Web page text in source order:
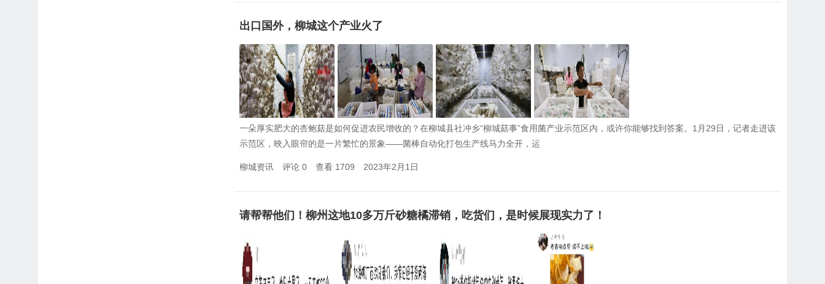
出口国外，柳城这个产业火了
一朵厚实肥大的杏鲍菇是如何促进农民增收的？在柳城县社冲乡“柳城菇事”食用菌产业示范区内，或许你能够找到答案。1月29日，记者走进该
示范区，映入眼帘的是一片繁忙的景象——菌棒自动化打包生产线马力全开，运
柳城资讯 评论 0 查看 1709 2023年2月1日
请帮帮他们！柳州这地10多万斤砂糖橘滞销，吃货们，是时候展现实力了！